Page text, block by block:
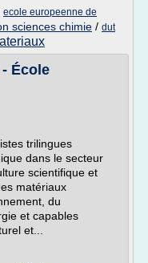
ecole europeenne de
sciences chimie / dut
École
trilingues
dans le secteur
scientifique et
matériaux
du
et capables
et...